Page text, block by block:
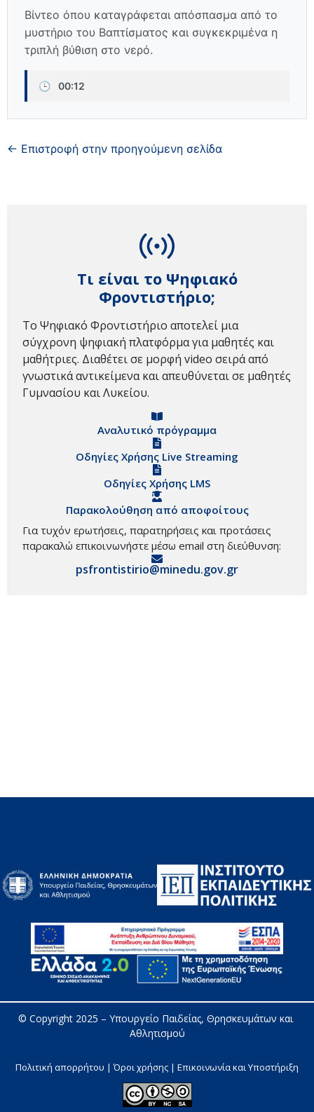
Βίντεο όπου καταγράφεται απόσπασμα από το
μυστήριο του Βαπτίσματος και συγκεκριμένα η
τριπλή βύθιση στο νερό.
🕒 00:12
← Επιστροφή στην προηγούμενη σελίδα
Τι είναι το Ψηφιακό
Φροντιστήριο;
Το Ψηφιακό Φροντιστήριο αποτελεί μια
σύγχρονη ψηφιακή πλατφόρμα για μαθητές και
μαθήτριες. Διαθέτει σε μορφή video σειρά από
γνωστικά αντικείμενα και απευθύνεται σε μαθητές
Γυμνασίου και Λυκείου.
Αναλυτικό πρόγραμμα
Οδηγίες Χρήσης Live Streaming
Οδηγίες Χρήσης LMS
Παρακολούθηση από αποφοίτους
Για τυχόν ερωτήσεις, παρατηρήσεις και προτάσεις
παρακαλώ επικοινωνήστε μέσω email στη διεύθυνση:
psfrontistirio@minedu.gov.gr
© Copyright 2025 – Υπουργείο Παιδείας, Θρησκευμάτων και
Αθλητισμού
Πολιτική απορρήτου | Όροι χρήσης | Επικοινωνία και Υποστήριξη